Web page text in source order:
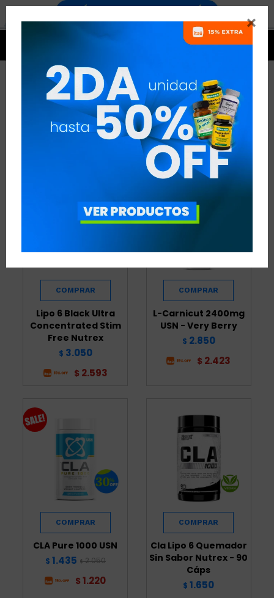

QUEMADORES
RECOMENDADOS
Lipo 6 Black Ultra
Concentrated Stim
Free Nutrex
$ 3.050
$ 2.593
L-Carnicut 2400mg
USN - Very Berry
$ 2.850
$ 2.423
CLA Pure 1000 USN
$ 1.435 $ 2.050
$ 1.220
Cla Lipo 6 Quemador
Sin Sabor Nutrex - 90
Cáps
$ 1.650